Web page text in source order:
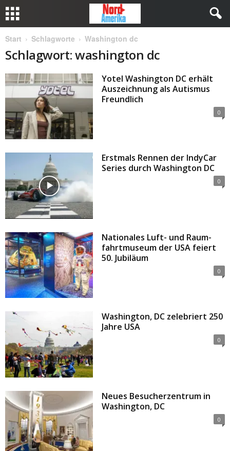
Start Schlagworte Washington dc
Schlagwort: washington dc
Yotel Washington DC erhält
Auszeichnung als Autismus
Freundlich
0
Erstmals Rennen der IndyCar
Series durch Washington DC
0
Nationales Luft- und Raum­
fahrtmuseum der USA feiert
50. Jubiläum
0
Washington, DC zelebriert 250
Jahre USA
0
Neues Besucherzentrum in
Washington, DC
0